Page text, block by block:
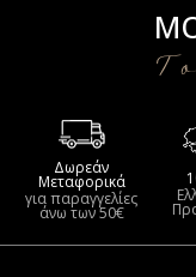
Δωρεάν
Μεταφορικά
για παραγγελίες
άνω των 50€